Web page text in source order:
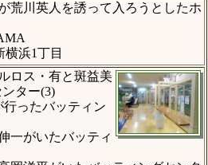
荒川英人を誘って入ろうとしたホ
浜1丁目
ロス・有と斑益美
ター(3)
行ったバッティン
一がいたバッティ